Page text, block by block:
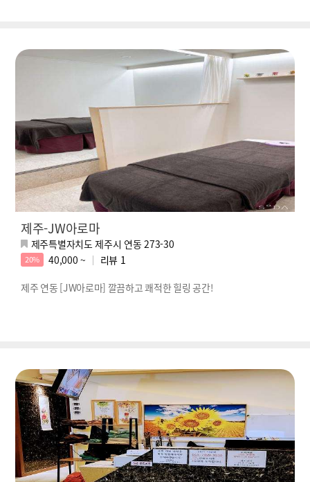
제주-JW아로마
제주특별자치도 제주시 연동 273-30
20% 40,000 ~ 리뷰 1
제주 연동 [JW아로마] 깔끔하고 쾌적한 힐링 공간!